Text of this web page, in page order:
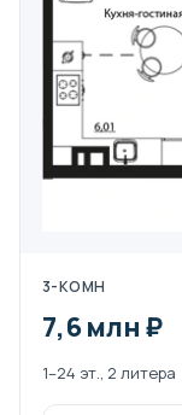
3-КОМН
7,6 млн ₽
1–24 эт., 2 литера